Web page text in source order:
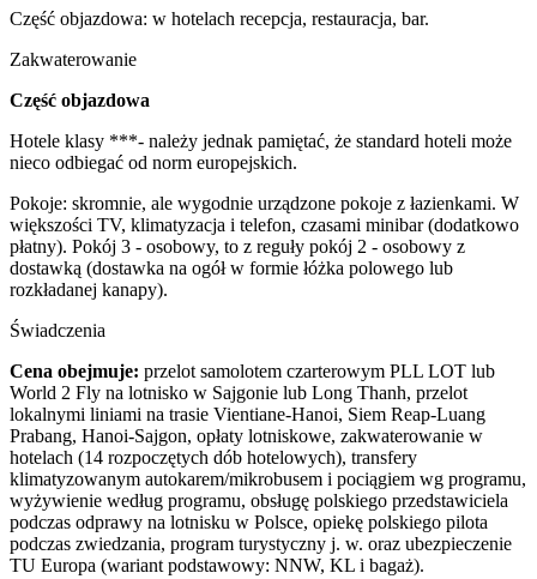
Część objazdowa: w hotelach recepcja, restauracja, bar.
Zakwaterowanie
Część objazdowa
Hotele klasy ***- należy jednak pamiętać, że standard hoteli może
nieco odbiegać od norm europejskich.
Pokoje: skromnie, ale wygodnie urządzone pokoje z łazienkami. W
większości TV, klimatyzacja i telefon, czasami minibar (dodatkowo
płatny). Pokój 3 - osobowy, to z reguły pokój 2 - osobowy z
dostawką (dostawka na ogół w formie łóżka polowego lub
rozkładanej kanapy).
Świadczenia
Cena obejmuje: przelot samolotem czarterowym PLL LOT lub
World 2 Fly na lotnisko w Sajgonie lub Long Thanh, przelot
lokalnymi liniami na trasie Vientiane-Hanoi, Siem Reap-Luang
Prabang, Hanoi-Sajgon, opłaty lotniskowe, zakwaterowanie w
hotelach (14 rozpoczętych dób hotelowych), transfery
klimatyzowanym autokarem/mikrobusem i pociągiem wg programu,
wyżywienie według programu, obsługę polskiego przedstawiciela
podczas odprawy na lotnisku w Polsce, opiekę polskiego pilota
podczas zwiedzania, program turystyczny j. w. oraz ubezpieczenie
TU Europa (wariant podstawowy: NNW, KL i bagaż).